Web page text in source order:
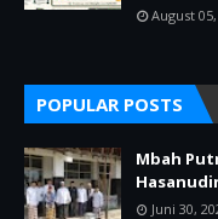
August
POPULAR POSTS
Mbah
Juni 30,